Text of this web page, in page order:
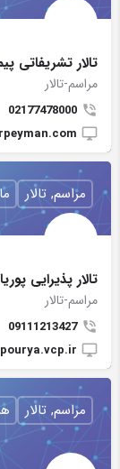
تالار تشریفاتی
مراسم-تالار
02177478000
تالار پذیرایی پوریا
مراسم-تالار
09111213427
مراسم, تالار
مراسم, تالار